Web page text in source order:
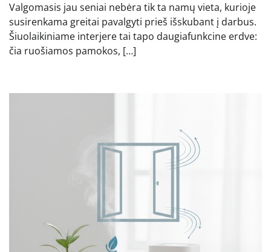
Valgomasis jau seniai nebėra tik ta namų vieta, kurioje
susirenkama greitai pavalgyti prieš išskubant į darbus.
Šiuolaikiniame interjere tai tapo daugiafunkcine erdve:
čia ruošiamos pamokos, […]